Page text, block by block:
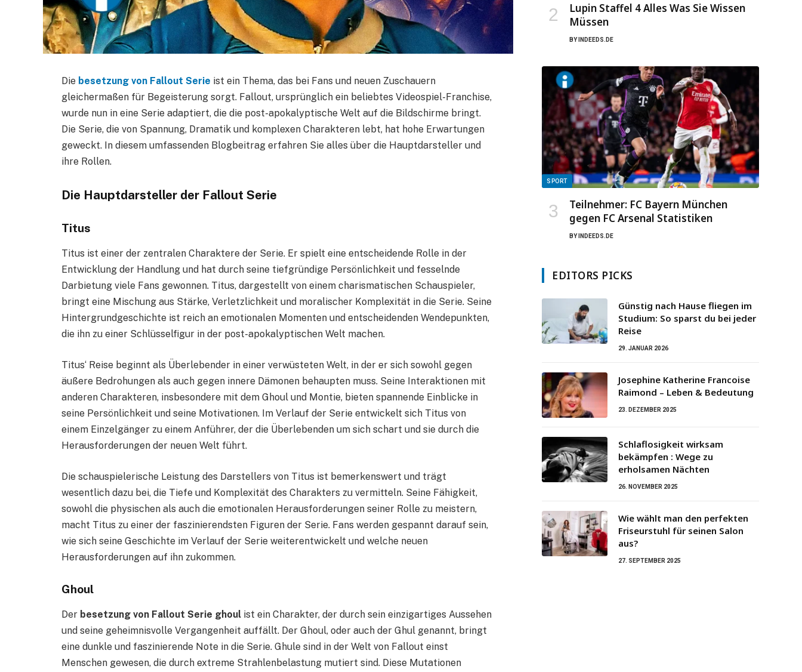
Die besetzung von Fallout Serie ist ein Thema, das bei Fans und neuen Zuschauern
gleichermaßen für Begeisterung sorgt. Fallout, ursprünglich ein beliebtes Videospiel-Franchise,
wurde nun in eine Serie adaptiert, die die post-apokalyptische Welt auf die Bildschirme bringt.
Die Serie, die von Spannung, Dramatik und komplexen Charakteren lebt, hat hohe Erwartungen
geweckt. In diesem umfassenden Blogbeitrag erfahren Sie alles über die Hauptdarsteller und
ihre Rollen.
Die Hauptdarsteller der Fallout Serie
Titus
Titus ist einer der zentralen Charaktere der Serie. Er spielt eine entscheidende Rolle in der
Entwicklung der Handlung und hat durch seine tiefgründige Persönlichkeit und fesselnde
Darbietung viele Fans gewonnen. Titus, dargestellt von einem charismatischen Schauspieler,
bringt eine Mischung aus Stärke, Verletzlichkeit und moralischer Komplexität in die Serie. Seine
Hintergrundgeschichte ist reich an emotionalen Momenten und entscheidenden Wendepunkten,
die ihn zu einer Schlüsselfigur in der post-apokalyptischen Welt machen.
Titus‘ Reise beginnt als Überlebender in einer verwüsteten Welt, in der er sich sowohl gegen
äußere Bedrohungen als auch gegen innere Dämonen behaupten muss. Seine Interaktionen mit
anderen Charakteren, insbesondere mit dem Ghoul und Montie, bieten spannende Einblicke in
seine Persönlichkeit und seine Motivationen. Im Verlauf der Serie entwickelt sich Titus von
einem Einzelgänger zu einem Anführer, der die Überlebenden um sich schart und sie durch die
Herausforderungen der neuen Welt führt.
Die schauspielerische Leistung des Darstellers von Titus ist bemerkenswert und trägt
wesentlich dazu bei, die Tiefe und Komplexität des Charakters zu vermitteln. Seine Fähigkeit,
sowohl die physischen als auch die emotionalen Herausforderungen seiner Rolle zu meistern,
macht Titus zu einer der faszinierendsten Figuren der Serie. Fans werden gespannt darauf sein,
wie sich seine Geschichte im Verlauf der Serie weiterentwickelt und welche neuen
Herausforderungen auf ihn zukommen.
Ghoul
Der besetzung von Fallout Serie ghoul ist ein Charakter, der durch sein einzigartiges Aussehen
und seine geheimnisvolle Vergangenheit auffällt. Der Ghoul, oder auch der Ghul genannt, bringt
eine dunkle und faszinierende Note in die Serie. Ghule sind in der Welt von Fallout einst
Menschen gewesen, die durch extreme Strahlenbelastung mutiert sind. Diese Mutationen
Lupin Staffel 4 Alles Was Sie Wissen
Müssen
BY INDEEDS.DE
SPORT
Teilnehmer: FC Bayern München
gegen FC Arsenal Statistiken
BY INDEEDS.DE
EDITORS PICKS
Günstig nach Hause fliegen im
Studium: So sparst du bei jeder
Reise
29. JANUAR 2026
Josephine Katherine Francoise
Raimond – Leben & Bedeutung
23. DEZEMBER 2025
Schlaflosigkeit wirksam
bekämpfen : Wege zu
erholsamen Nächten
26. NOVEMBER 2025
Wie wählt man den perfekten
Friseurstuhl für seinen Salon
aus?
27. SEPTEMBER 2025